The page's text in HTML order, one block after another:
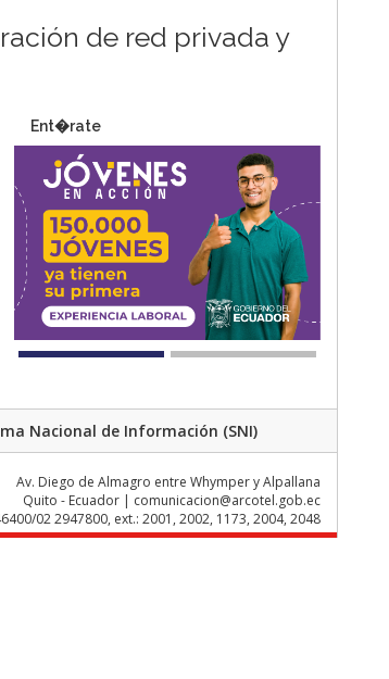
de red privada y
Ent�rate
Nacional de Información (SNI)
Av. Diego de Almagro entre Whymper y Alpallana
Quito - Ecuador | comunicacion@arcotel.gob.ec
02 2947800, ext.: 2001, 2002, 1173, 2004, 2048